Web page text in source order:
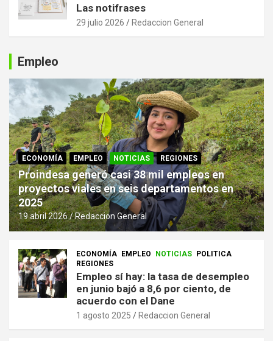
Las notifrases
29 julio 2026 Redaccion General
Empleo
ECONOMÍA EMPLEO NOTICIAS REGIONES
Proindesa generó casi 38 mil empleos en
proyectos viales en seis departamentos en
2025
19 abril 2026 Redaccion General
ECONOMÍA EMPLEO NOTICIAS POLITICA
REGIONES
Empleo sí hay: la tasa de desempleo
en junio bajó a 8,6 por ciento, de
acuerdo con el Dane
1 agosto 2025 Redaccion General